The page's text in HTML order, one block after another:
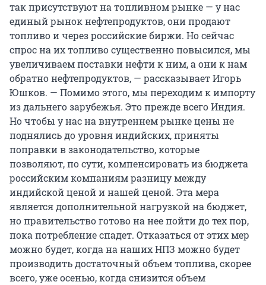
так присутствуют на топливном рынке — у нас
единый рынок нефтепродуктов, они продают
топливо и через российские биржи. Но сейчас
спрос на их топливо существенно повысился, мы
увеличиваем поставки нефти к ним, а они к нам
обратно нефтепродуктов, — рассказывает Игорь
Юшков. — Помимо этого, мы переходим к импорту
из дальнего зарубежья. Это прежде всего Индия.
Но чтобы у нас на внутреннем рынке цены не
поднялись до уровня индийских, приняты
поправки в законодательство, которые
позволяют, по сути, компенсировать из бюджета
российским компаниям разницу между
индийской ценой и нашей ценой. Эта мера
является дополнительной нагрузкой на бюджет,
но правительство готово на нее пойти до тех пор,
пока потребление спадет. Отказаться от этих мер
можно будет, когда на наших НПЗ можно будет
производить достаточный объем топлива, скорее
всего, уже осенью, когда снизится объем